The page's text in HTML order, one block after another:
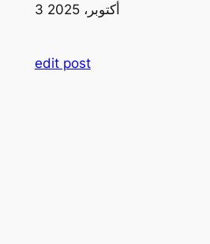
3 أكتوبر، 2025
edit post